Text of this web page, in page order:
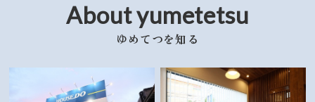
About yumetetsu
ゆめてつを知る